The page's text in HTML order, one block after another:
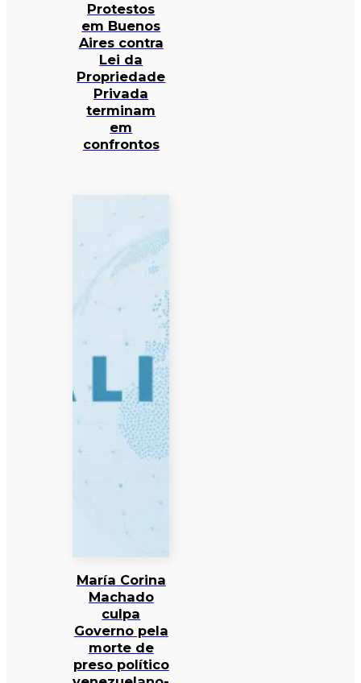
Protestos
em Buenos
Aires contra
Lei da
Propriedade
Privada
terminam
em
confrontos
María Corina
Machado
culpa
Governo pela
morte de
preso político